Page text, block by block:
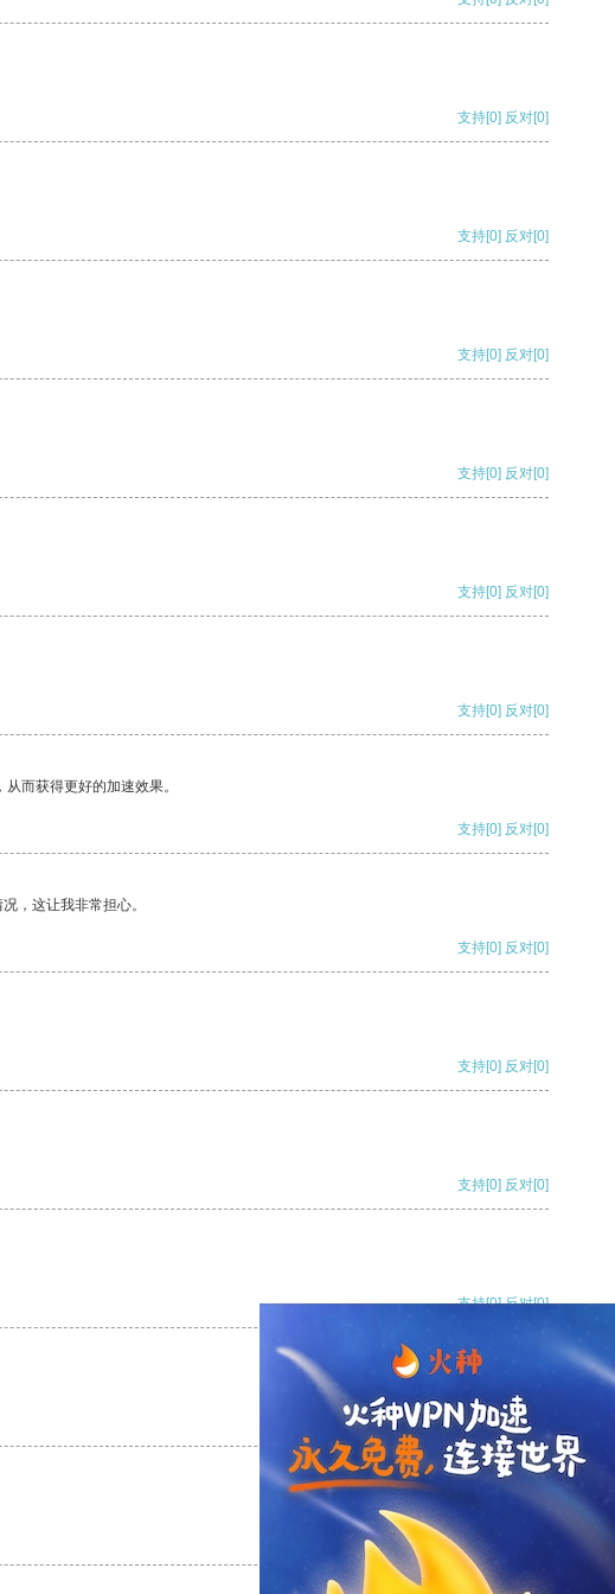
支持[0] 反对[0]
支持[0] 反对[0]
支持[0] 反对[0]
支持[0] 反对[0]
支持[0] 反对[0]
支持[0] 反对[0]
而获得更好的加速效果。
支持[0] 反对[0]
，这让我非常担心。
支持[0] 反对[0]
支持[0] 反对[0]
支持[0] 反对[0]
支持[0] 反对[0]
支持[0] 反对
支持